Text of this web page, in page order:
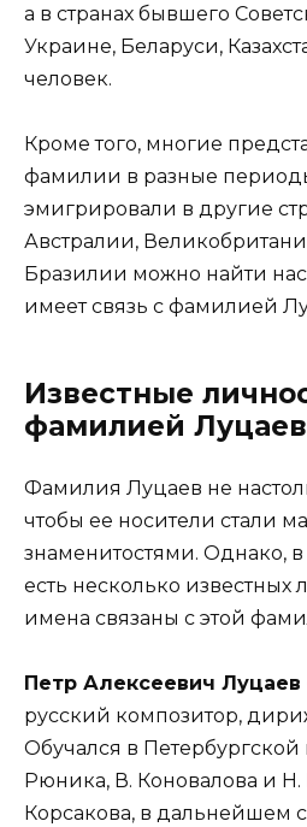
а в странах бывшего
Украине, Беларуси,
человек.
Кроме того, многие
фамилии в разные
эмигрировали в другие
Австралии,
Бразилии можно найти
имеет связь с фамилией
Известные
фамилией Луцаев
Фамилия Луцаев не
чтобы ее носители стали
знаменитостями. Однако,
есть несколько известных
имена связаны с этой
Петр Алексеевич Луцаев
русский композитор,
Обучался в Петербургской
Рюника, В. Коновалова и
Корсакова, в дальнейшем